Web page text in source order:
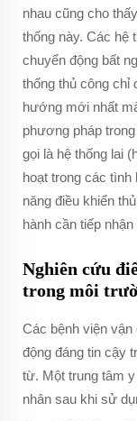
nhau cũng cho
thống này. Các hệ
chuyển động bất
thống thủ công chỉ
hướng mới nhất
phương pháp
gọi là hệ thống lai
hoạt trong các
năng điều khiển
hành cần tiếp
Nghiên cứu
trong môi
Các bệnh viện vận
động đáng tin cậy
từ. Một trung tâm
nhân sau khi sử